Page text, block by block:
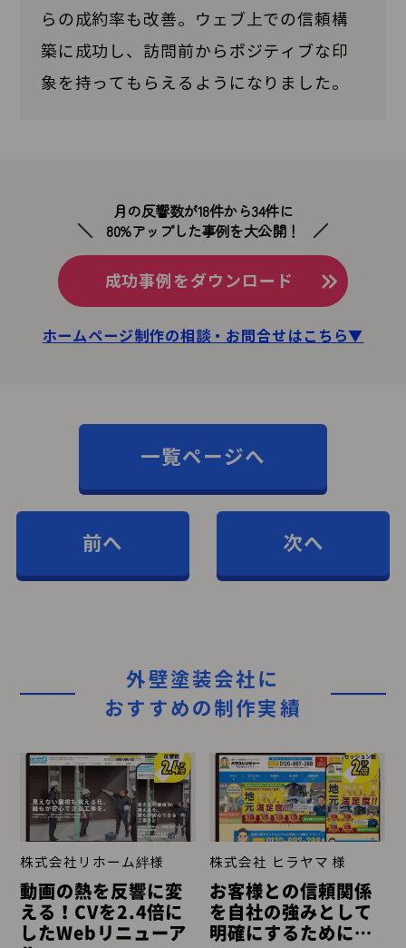
らの成約率も改善。ウェブ上での信頼構
築に成功し、訪問前からポジティブな印
象を持ってもらえるようになりました。
月の反響数が18件から34件に
80%アップした事例を大公開！
成功事例をダウンロード
ホームページ制作の相談・お問合せはこちら▼
前へ
一覧ページへ
次へ
外壁塗装会社に
おすすめの制作実績
ム絆様
響に変
2.4倍に
ニューア
株式会社 ヒラヤマ 様
お客様との信頼関係
を自社の強みとして
明確にするために…
株式会社 HOME
CREATIONS 様
ごちゃごちゃ
ザインは避け